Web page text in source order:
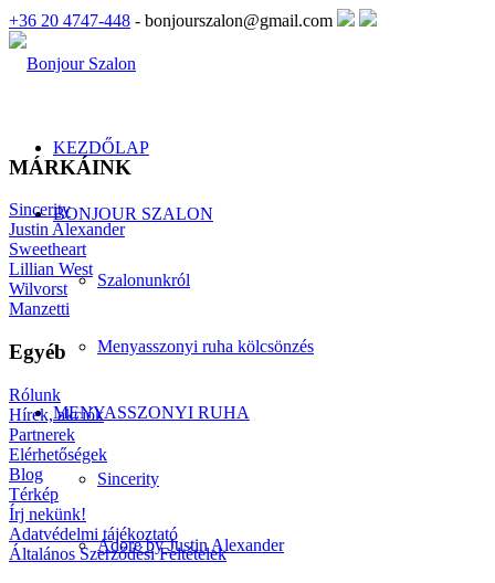
+36 20 4747-448 - bonjourszalon@gmail.com
KEZDŐLAP
BONJOUR SZALON
Szalonunkról
Menyasszonyi ruha kölcsönzés
MENYASSZONYI RUHA
Sincerity
Adore by Justin Alexander
MÁRKÁINK
Sincerity
Justin Alexander
Sweetheart
Lillian West
Wilvorst
Manzetti
Egyéb
Rólunk
Hírek, akciók
Partnerek
Elérhetőségek
Blog
Térkép
Írj nekünk!
Adatvédelmi tájékoztató
Általános Szerződési Feltételek